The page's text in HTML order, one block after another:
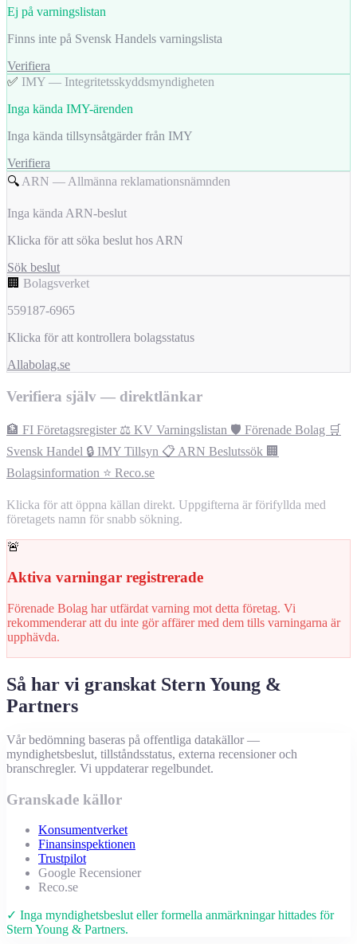
Ej på varningslistan
Finns inte på Svensk Handels varningslista
Verifiera
✅ IMY — Integritetsskyddsmyndigheten
Inga kända IMY-ärenden
Inga kända tillsynsåtgärder från IMY
Verifiera
🔍 ARN — Allmänna reklamationsnämnden
Inga kända ARN-beslut
Klicka för att söka beslut hos ARN
Sök beslut
🏢 Bolagsverket
559187-6965
Klicka för att kontrollera bolagsstatus
Allabolag.se
Verifiera själv — direktlänkar
🏦 FI Företagsregister ⚖️ KV Varningslistan 🛡️ Förenade Bolag 🛒
Svensk Handel 🔒 IMY Tillsyn 📋 ARN Beslutssök 🏢
Bolagsinformation ⭐ Reco.se
Klicka för att öppna källan direkt. Uppgifterna är förifyllda med
företagets namn för snabb sökning.
🚨
Aktiva varningar registrerade
Förenade Bolag har utfärdat varning mot detta företag. Vi
rekommenderar att du inte gör affärer med dem tills varningarna är
upphävda.
Så har vi granskat Stern Young &
Partners
Vår bedömning baseras på offentliga datakällor —
myndighetsbeslut, tillståndsstatus, externa recensioner och
branschregler. Vi uppdaterar regelbundet.
Granskade källor
Konsumentverket
Finansinspektionen
Trustpilot
Google Recensioner
Reco.se
✓ Inga myndighetsbeslut eller formella anmärkningar hittades för
Stern Young & Partners.